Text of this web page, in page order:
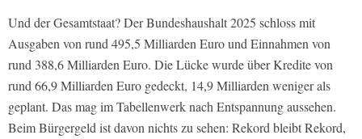
Und der Gesamtstaat? Der Bundeshaushalt 2025 schloss mit
Ausgaben von rund 495,5 Milliarden Euro und Einnahmen von
rund 388,6 Milliarden Euro. Die Lücke wurde über Kredite von
rund 66,9 Milliarden Euro gedeckt, 14,9 Milliarden weniger als
geplant. Das mag im Tabellenwerk nach Entspannung aussehen.
Beim Bürgergeld ist davon nichts zu sehen: Rekord bleibt Rekord,